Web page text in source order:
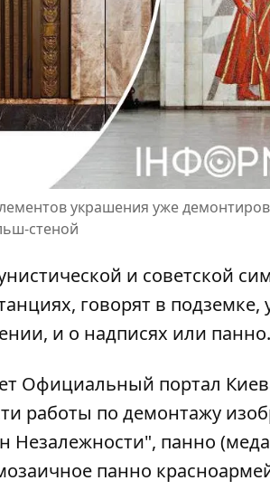
украшения уже
стеной
и советской
, говорят в
и о надписях или панно.
Официальный портал
работы по демонтажу
Незалежности", панно
панно